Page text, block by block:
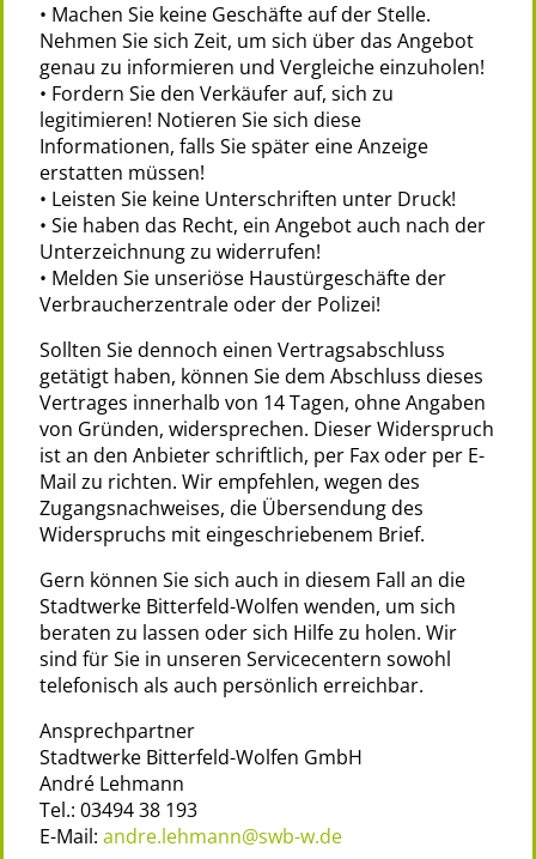
• Machen Sie keine Geschäfte auf der Stelle.
Nehmen Sie sich Zeit, um sich über das Angebot
genau zu informieren und Vergleiche einzuholen!
• Fordern Sie den Verkäufer auf, sich zu
legitimieren! Notieren Sie sich diese
Informationen, falls Sie später eine Anzeige
erstatten müssen!
• Leisten Sie keine Unterschriften unter Druck!
• Sie haben das Recht, ein Angebot auch nach der
Unterzeichnung zu widerrufen!
• Melden Sie unseriöse Haustürgeschäfte der
Verbraucherzentrale oder der Polizei!
Sollten Sie dennoch einen Vertragsabschluss
getätigt haben, können Sie dem Abschluss dieses
Vertrages innerhalb von 14 Tagen, ohne Angaben
von Gründen, widersprechen. Dieser Widerspruch
ist an den Anbieter schriftlich, per Fax oder per E-
Mail zu richten. Wir empfehlen, wegen des
Zugangsnachweises, die Übersendung des
Widerspruchs mit eingeschriebenem Brief.
Gern können Sie sich auch in diesem Fall an die
Stadtwerke Bitterfeld-Wolfen wenden, um sich
beraten zu lassen oder sich Hilfe zu holen. Wir
sind für Sie in unseren Servicecentern sowohl
telefonisch als auch persönlich erreichbar.
Ansprechpartner
Stadtwerke Bitterfeld-Wolfen GmbH
André Lehmann
Tel.: 03494 38 193
E-Mail: andre.lehmann@swb-w.de